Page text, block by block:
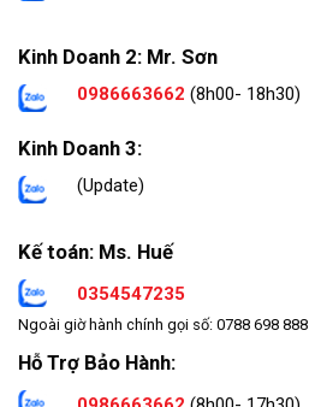
Kinh Doanh 2: Mr. Sơn
0986663662 (8h00- 18h30)
Kinh Doanh 3:
(Update)
Kế toán: Ms. Huế
0354547235
Ngoài giờ hành chính gọi số: 0788 698 888
Hỗ Trợ Bảo Hành: